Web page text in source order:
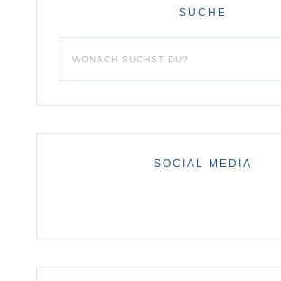
SUCHE
SOCIAL MEDIA